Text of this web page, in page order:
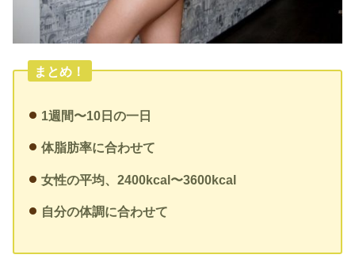
まとめ！
1週間〜10日の一日
体脂肪率に合わせて
女性の平均、2400kcal〜3600kcal
自分の体調に合わせて